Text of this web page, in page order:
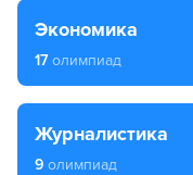
экономика
17 олимпиад
журналистика
9 олимпиад